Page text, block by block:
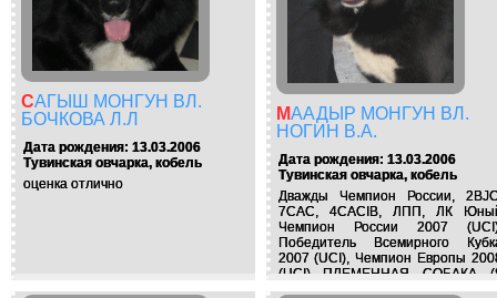
САГЫШ МОНГУН ВЛ.
БОЧКОВА Л.Л
Дата рождения: 13.03.2006
Тувинская овчарка, кобель
оценка отлично
МААДЫР МОНГУН ВЛ.
НОГИН В.А.
Дата рождения: 13.03.2006
Тувинская овчарка, кобель
Дважды Чемпион России,
7CAC, 4CACIB, ЛПП, ЛК
Чемпион России 2007
Победитель Всемирного
2007 (UCI), Чемпион Европы
(UCI) ПЛЕМЕННАЯ СОБАКА
пометов)